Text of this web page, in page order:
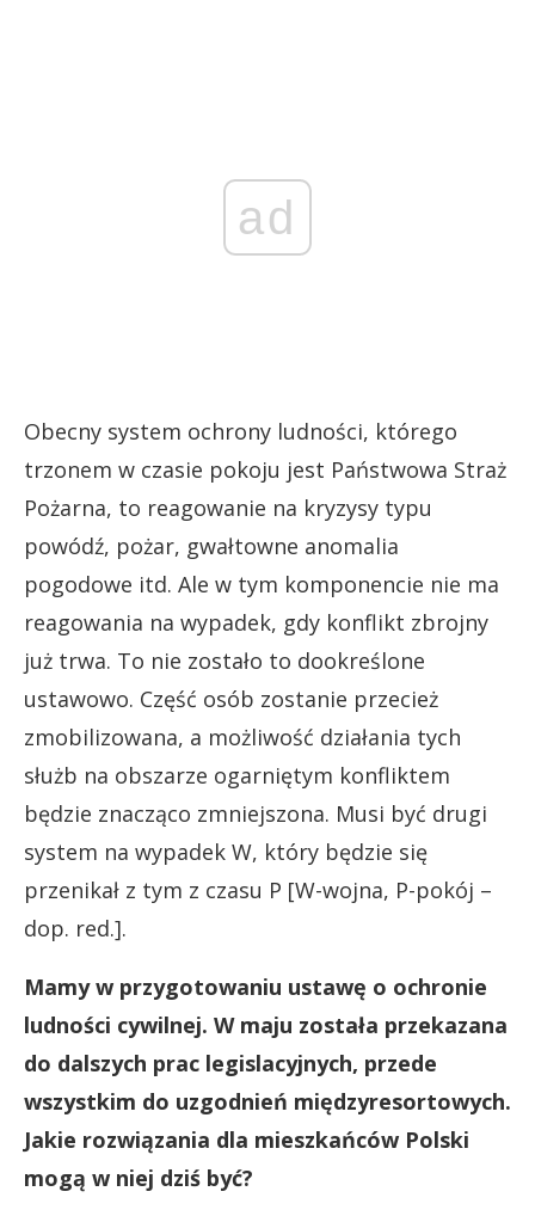
ad
Obecny system ochrony ludności, którego
trzonem w czasie pokoju jest Państwowa Straż
Pożarna, to reagowanie na kryzysy typu
powódź, pożar, gwałtowne anomalia
pogodowe itd. Ale w tym komponencie nie ma
reagowania na wypadek, gdy konflikt zbrojny
już trwa. To nie zostało to dookreślone
ustawowo. Część osób zostanie przecież
zmobilizowana, a możliwość działania tych
służb na obszarze ogarniętym konfliktem
będzie znacząco zmniejszona. Musi być drugi
system na wypadek W, który będzie się
przenikał z tym z czasu P [W-wojna, P-pokój –
dop. red.].
Mamy w przygotowaniu ustawę o ochronie
ludności cywilnej. W maju została przekazana
do dalszych prac legislacyjnych, przede
wszystkim do uzgodnień międzyresortowych.
Jakie rozwiązania dla mieszkańców Polski
mogą w niej dziś być?